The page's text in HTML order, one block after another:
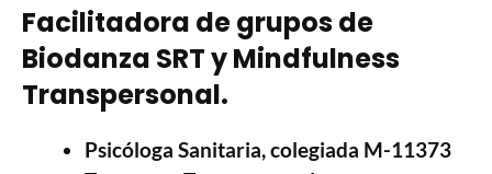
Facilitadora de grupos de
Biodanza SRT y Mindfulness
Transpersonal.
Psicóloga Sanitaria, colegiada M-11373